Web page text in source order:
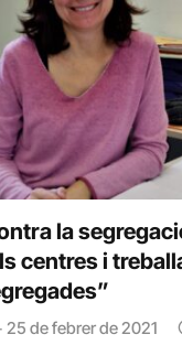
la
centres i
25 de febrer de 2021